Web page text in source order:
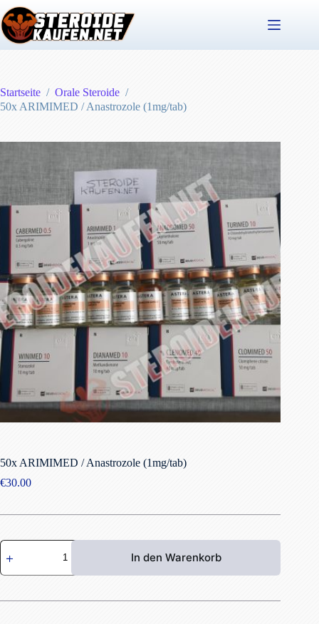
Zum
Inhalt
springen
Startseite / Orale Steroide /
50x ARIMIMED / Anastrozole (1mg/tab)
50x ARIMIMED / Anastrozole (1mg/tab)
€30.00
50x
ARIMIMED
In den Warenkorb